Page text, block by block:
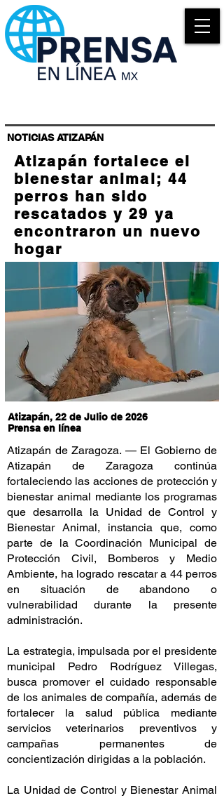
NOTICIAS ATIZAPÁN
Atizapán fortalece el
bienestar animal; 44
perros han sido
rescatados y 29 ya
encontraron un nuevo
hogar
Atizapán, 22 de Julio de 2026
Prensa en línea
Atizapán de Zaragoza. — El Gobierno de
Atizapán de Zaragoza continúa
fortaleciendo las acciones de protección y
bienestar animal mediante los programas
que desarrolla la Unidad de Control y
Bienestar Animal, instancia que, como
parte de la Coordinación Municipal de
Protección Civil, Bomberos y Medio
Ambiente, ha logrado rescatar a 44 perros
en situación de abandono o
vulnerabilidad durante la presente
administración.
La estrategia, impulsada por el presidente
municipal Pedro Rodríguez Villegas,
busca promover el cuidado responsable
de los animales de compañía, además de
fortalecer la salud pública mediante
servicios veterinarios preventivos y
campañas permanentes de
concientización dirigidas a la población.
La Unidad de Control y Bienestar Animal